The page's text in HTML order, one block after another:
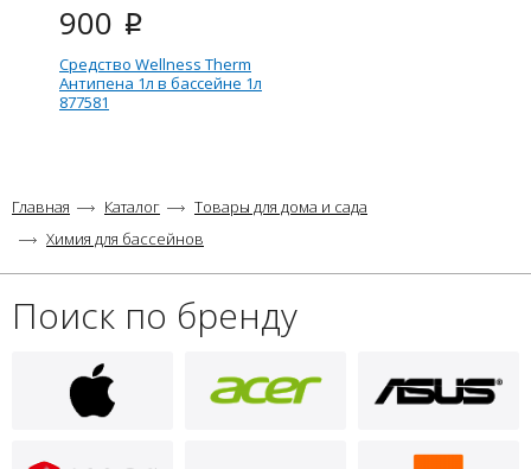
900 i
Средство Wellness Therm
Антипена 1л в бассейне 1л
877581
Главная Каталог
Товары для дома и сада
Химия для бассейнов
Поиск по бренду